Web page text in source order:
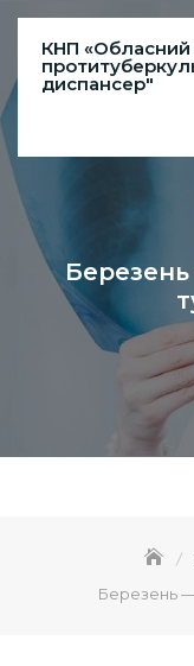
Skip
content
КНП «Обласний
диспансер"
Березень —